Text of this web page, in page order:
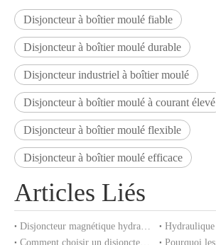
Disjoncteur à boîtier moulé fiable
Disjoncteur à boîtier moulé durable
Disjoncteur industriel à boîtier moulé
Disjoncteur à boîtier moulé à courant élevé
Disjoncteur à boîtier moulé flexible
Disjoncteur à boîtier moulé efficace
Articles Liés
Disjoncteur magnétique hydraulique : principe de fonctionnement, avantages et applications
Comment choisir un disjoncteur magnétique hydraulique pour votre équipement